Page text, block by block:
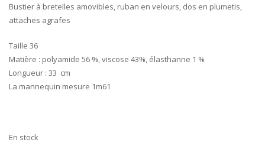
Bustier à bretelles amovibles, ruban en velours, dos en plumetis,
attaches agrafes
Taille 36
Matière : polyamide 56 %, viscose 43%, élasthanne 1 %
Longueur : 33 cm
La mannequin mesure 1m61
En stock